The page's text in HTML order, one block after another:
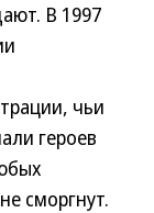
В 1997
чьи
героев
сморгнут.